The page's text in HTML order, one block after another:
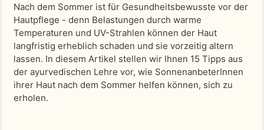
Nach dem Sommer ist für Gesundheitsbewusste vor der
Hautpflege - denn Belastungen durch warme
Temperaturen und UV-Strahlen können der Haut
langfristig erheblich schaden und sie vorzeitig altern
lassen. In diesem Artikel stellen wir Ihnen 15 Tipps aus
der ayurvedischen Lehre vor, wie SonnenanbeterInnen
ihrer Haut nach dem Sommer helfen können, sich zu
erholen.